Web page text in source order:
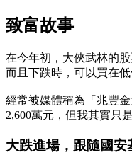
致富故事
在今年初，大俠武林的
而且下跌時，可以買在
經常被媒體稱為「兆豐
2,600萬元，但我其實只
大跌進場，跟隨國安